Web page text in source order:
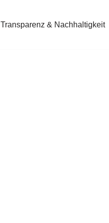
Transparenz & Nachhaltigkeit